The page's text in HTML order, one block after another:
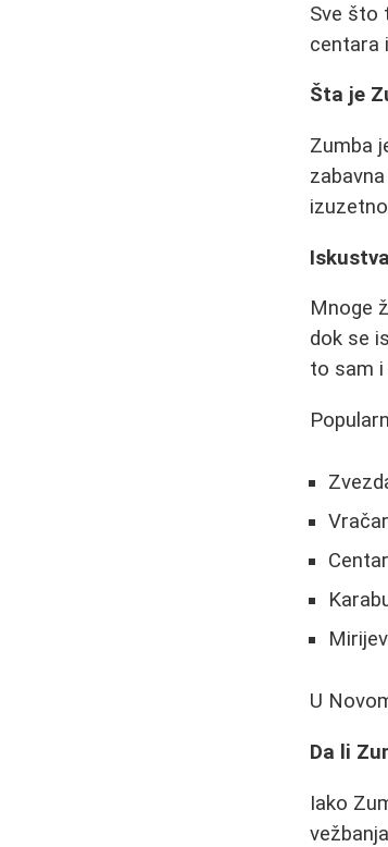
Sve što
centara
Šta je
Zumba
Mnoge
dok se
to sam i
Vračar
U
Da li
Iako